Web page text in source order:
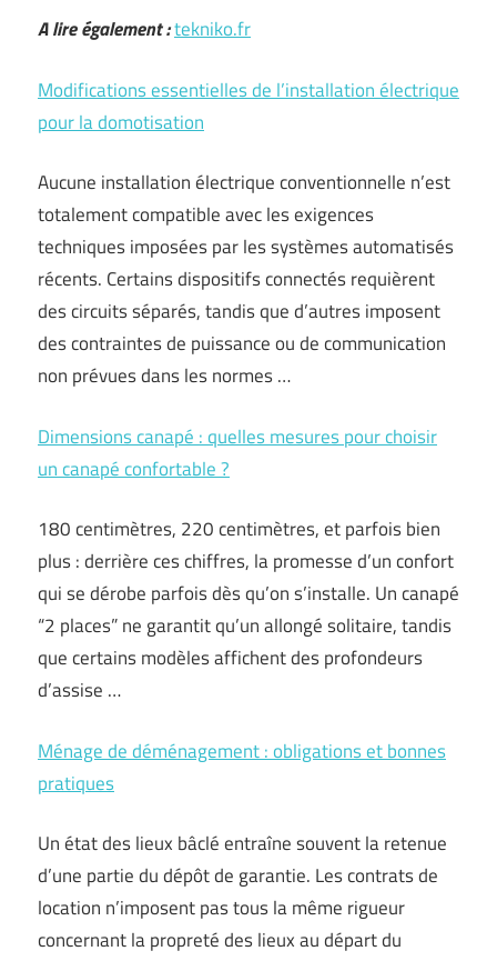
A lire également :tekniko.fr
Modifications essentielles de l’installation électrique
pour la domotisation
Aucune installation électrique conventionnelle n’est
totalement compatible avec les exigences
techniques imposées par les systèmes automatisés
récents. Certains dispositifs connectés requièrent
des circuits séparés, tandis que d’autres imposent
des contraintes de puissance ou de communication
non prévues dans les normes …
Dimensions canapé : quelles mesures pour choisir
un canapé confortable ?
180 centimètres, 220 centimètres, et parfois bien
plus : derrière ces chiffres, la promesse d’un confort
qui se dérobe parfois dès qu’on s’installe. Un canapé
“2 places” ne garantit qu’un allongé solitaire, tandis
que certains modèles affichent des profondeurs
d’assise …
Ménage de déménagement : obligations et bonnes
pratiques
Un état des lieux bâclé entraîne souvent la retenue
d’une partie du dépôt de garantie. Les contrats de
location n’imposent pas tous la même rigueur
concernant la propreté des lieux au départ du